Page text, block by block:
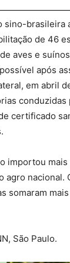
sino-brasileira
de 46
aves e
após
em abril
conduzidas
certificado
importou
agro nacional.
somaram
São Paulo.